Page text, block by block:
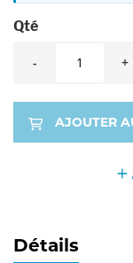
Qté
- +
AJOUTER
Détails